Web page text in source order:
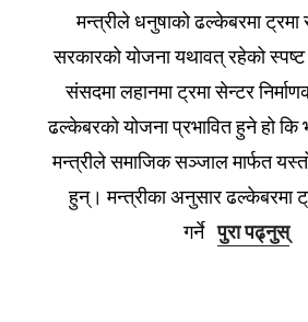
मन्त्रीले धनुषाको ढल्केबरमा ट्रमा
सरकारको योजना यथावत् रहेको
संसदमा लहानमा ट्रमा सेन्टर
ढल्केबरको योजना प्रभावित हुने हो कि
मन्त्रीले समाजिक सञ्जाल मार्फत
हुन्। मन्त्रीका अनुसार ढल्केबरमा
गर्नेपुरा पढ्नुस्